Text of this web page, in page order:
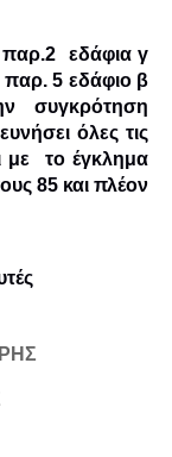
παρ.2 εδάφια γ
5 εδάφιο β
συγκρότηση
όλες τις
με το έγκλημα
85 και πλέον